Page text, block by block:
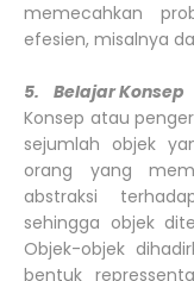
memecahkan
efesien, misalnya
5. Belajar Konsep
Konsep atau
sejumlah objek
orang yang
abstraksi
sehingga objek
Objek-objek
bentuk